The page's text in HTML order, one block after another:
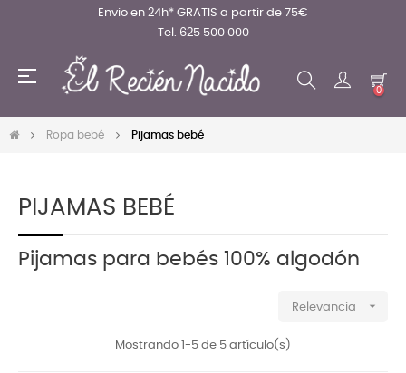
Envio en 24h* GRATIS a partir de 75€
Tel. 625 500 000
Navegación
☰
0
Ropa bebé Pijamas bebé
PIJAMAS BEBÉ
Pijamas para bebés 100% algodón
Relevancia 
Mostrando 1-5 de 5 artículo(s)